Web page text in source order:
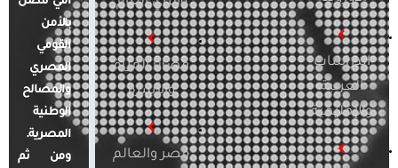
الدراسات
العربية
والإقليمية
قضايا المرأة
والأسرة
مصر والعالم
بالأمن
القومي
المصري
والمصالح
الوطنية
المصرية.
ومن ثم